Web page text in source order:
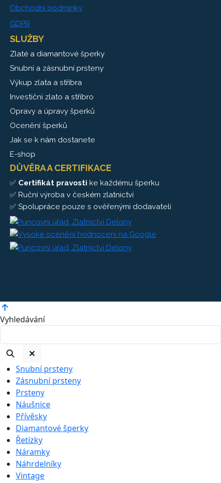
Obchodní podmínky
GDPR
SLUŽBY
Zlaté a diamantové šperky
Snubní a zásnubní prsteny
Výkup zlata a stříbra
Investiční zlato a stříbro
Opravy a úpravy šperků
Ocenění šperků
Jak se k nám dostanete
E-shop
DŮVĚRA A CERTIFIKACE
✅ Certifikát pravosti ke každému šperku
✅ Ruční výroba v českém zlatnictví
✅ Spolupráce pouze s ověřenými dodavateli
Vyhledávání
Snubní prsteny
Zásnubní prsteny
Prsteny
Náušnice
Přívěsky
Diamantové šperky
Řetízky
Náramky
Náhrdelníky
Vintage